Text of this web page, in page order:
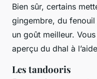
Bien sûr, certains
gingembre, du
un goût meilleur.
aperçu du dhal à
Les tandooris